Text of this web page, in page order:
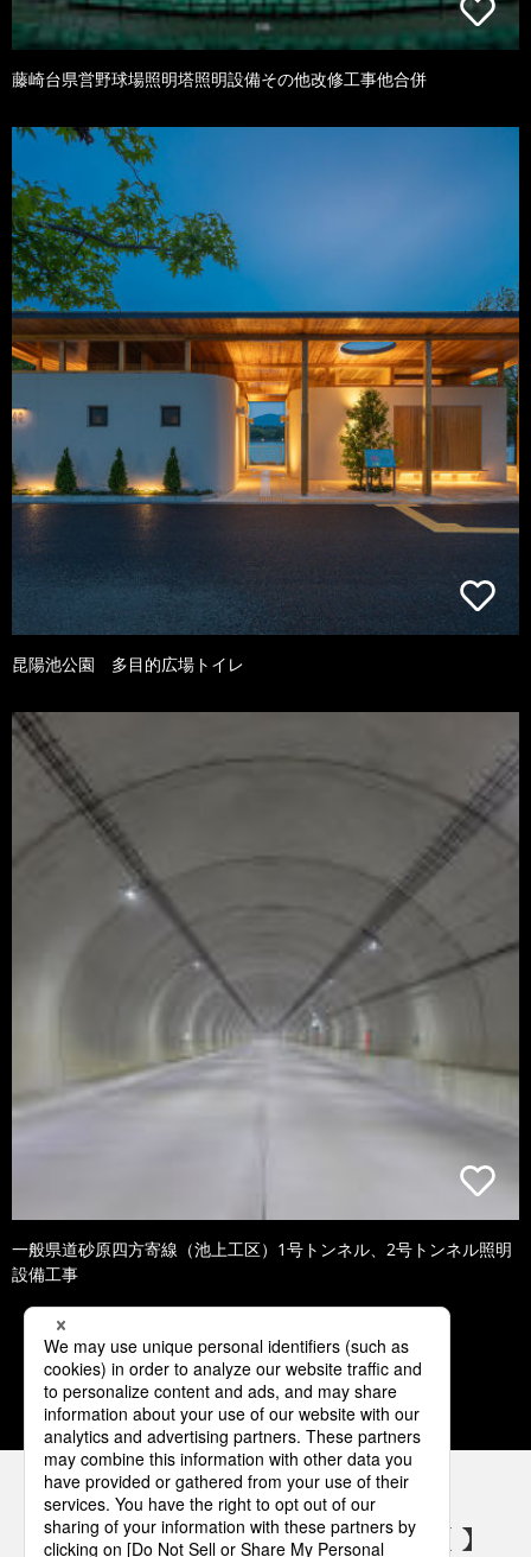
藤崎台県営野球場照明塔照明設備その他改修工事他合併
昆陽池公園 多目的広場トイレ
一般県道砂原四方寄線（池上工区）1号トンネル、2号トンネル照明
設備工事
1 2 3 4 5
パナソニックの電気設備 SNSアカウント